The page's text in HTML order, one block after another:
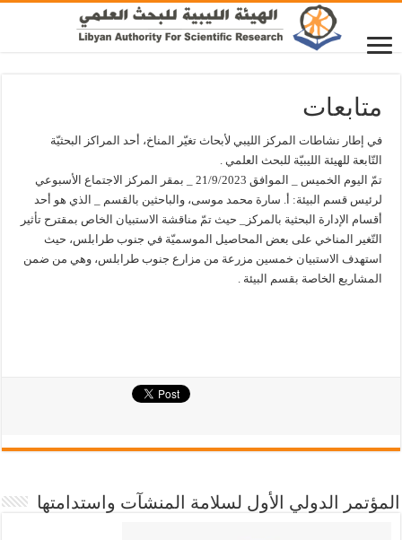
متابعات
في إطار نشاطات المركز الليبي لأبحاث تغيّر المناخ، أحد المراكز البحثيّة
التّابعة للهيئة الليبيّة للبحث العلمي .
تمّ اليوم الخميس _ الموافق 21/9/2023 _ بمقر المركز الاجتماع الأسبوعي
لرئيس قسم البيئة: أ. سارة محمد موسى، والباحثين بالقسم _ الذي هو أحد
أقسام الإدارة البحثية بالمركز_ حيث تمّ مناقشة الاستبيان الخاص بمقترح تأثير
التّغير المناخي على بعض المحاصيل الموسميّة في جنوب طرابلس، حيث
استهدف الاستبيان خمسين مزرعة من مزارع جنوب طرابلس، وهي من ضمن
المشاريع الخاصة بقسم البيئة .
المؤتمر الدولي الأول لسلامة المنشآت واستدامتها